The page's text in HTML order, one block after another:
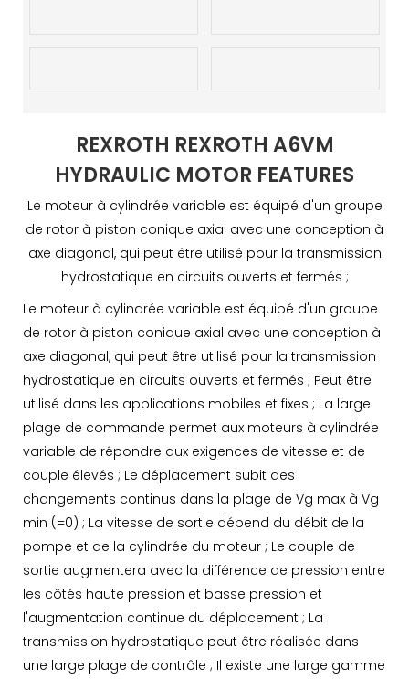
REXROTH REXROTH A6VM
HYDRAULIC MOTOR FEATURES
Le moteur à cylindrée variable est équipé d'un groupe
de rotor à piston conique axial avec une conception à
axe diagonal, qui peut être utilisé pour la transmission
hydrostatique en circuits ouverts et fermés ;
Le moteur à cylindrée variable est équipé d'un groupe
de rotor à piston conique axial avec une conception à
axe diagonal, qui peut être utilisé pour la transmission
hydrostatique en circuits ouverts et fermés ; Peut être
utilisé dans les applications mobiles et fixes ; La large
plage de commande permet aux moteurs à cylindrée
variable de répondre aux exigences de vitesse et de
couple élevés ; Le déplacement subit des
changements continus dans la plage de Vg max à Vg
min (=0) ; La vitesse de sortie dépend du débit de la
pompe et de la cylindrée du moteur ; Le couple de
sortie augmentera avec la différence de pression entre
les côtés haute pression et basse pression et
l'augmentation continue du déplacement ; La
transmission hydrostatique peut être réalisée dans
une large plage de contrôle ; Il existe une large gamme